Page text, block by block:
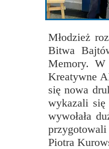
Młodzież
Bitwa
Memory. W
Kreatywne
się nowa
wykazali się
wywołała
Piotra